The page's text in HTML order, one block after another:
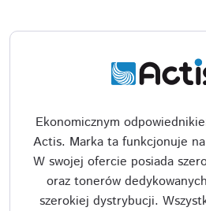
Ekonomicznym
Actis. Marka ta funkcjonuje
W swojej ofercie posiada
oraz tonerów
szerokiej dystrybucji.